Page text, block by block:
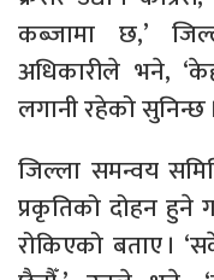
कब्जामा छ,’
अधिकारीले भने,
लगानी रहेको सुनिन्छ
जिल्ला समन्वय
प्रकृतिको दोहन हुने
रोकिएको बताए ।